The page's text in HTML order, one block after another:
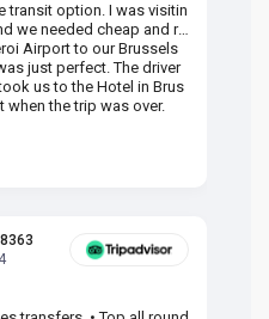
transit option. I was visitin
we needed cheap and re
Airport to our Brussels
just perfect. The driver
us to the Hotel in Brus
the trip was over.